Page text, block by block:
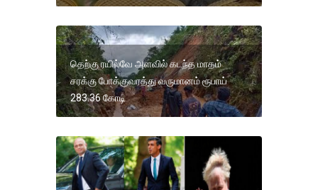
தெற்கு ரயில்வே அளவில் கடந்த மாதம்
சரக்கு போக்குவரத்து வருமானம் ரூபாய்
283.36 கோடி